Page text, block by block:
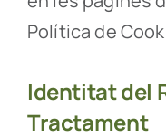
Política de
Identitat del
Tractament